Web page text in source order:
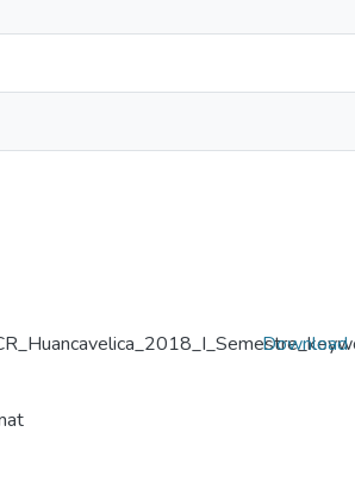
Download